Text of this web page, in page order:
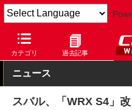
カテゴリ 過去記事
Car Watch 自動車 スバル
ニュース
スバル、「WRX S4」